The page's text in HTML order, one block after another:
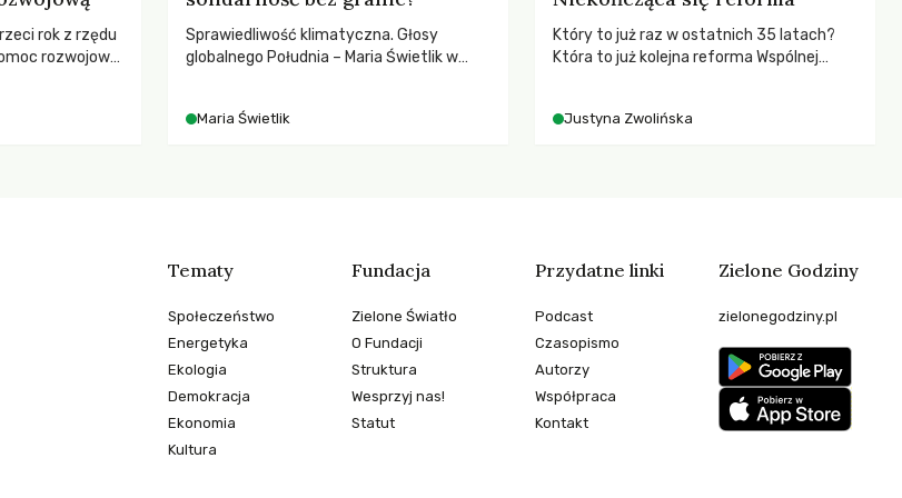
rok z rzędu
rozwojową
a
Sprawiedliwość klimatyczna. Głosy
globalnego Południa – Maria Świetlik w
Maria Świetlik
Który to już raz w ostatnich 35 latach?
Która to już kolejna reforma Wspólnej
społeczne?
Justyna Zwolińska
Tematy
Społeczeństwo
Energetyka
Ekologia
Demokracja
Ekonomia
Kultura
Fundacja
Zielone Światło
O Fundacji
Struktura
Wesprzyj nas!
Statut
Przydatne linki
Podcast
Czasopismo
Autorzy
Współpraca
Kontakt
Zielone Godziny
zielonegodziny.pl